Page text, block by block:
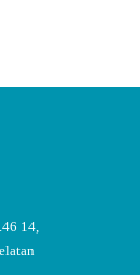
14,